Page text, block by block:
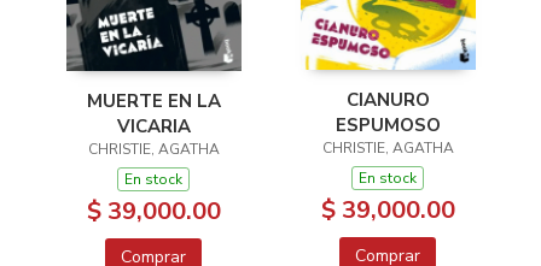
MUERTE EN LA
VICARIA
CHRISTIE, AGATHA
En stock
$ 39,000.00
Comprar
CIANURO
ESPUMOSO
CHRISTIE, AGATHA
En stock
$ 39,000.00
Comprar